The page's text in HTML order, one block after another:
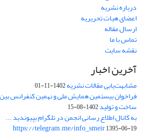
درباره نشریه
اعضای هیات تحریریه
ارسال مقاله
تماس با ما
نقشه سایت
آخرین اخبار
مشابهت‌یابی مقالات نشریه1402-11-01
فراخوان بیستمین همایش ملی و نهمین کنفرانس
ساخت و تولید1402-08-15
به کانال اطلاع رسانی انجمن در تلگرام بپیوندید ...
https://telegram.me/info_smeir1395-06-19